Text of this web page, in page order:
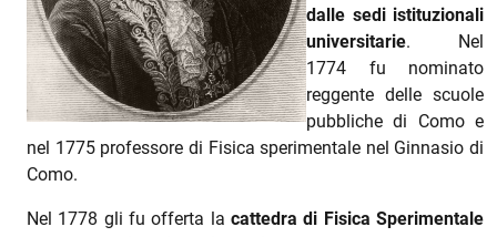
dalle sedi istituzionali
universitarie. Nel
1774 fu nominato
reggente delle scuole
pubbliche di Como e
nel 1775 professore di Fisica sperimentale nel Ginnasio di
Como.
Nel 1778 gli fu offerta la cattedra di Fisica Sperimentale